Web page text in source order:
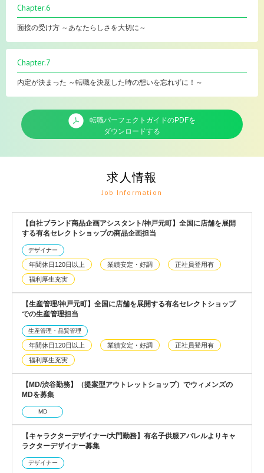
Chapter.6
面接の受け方 ～あなたらしさを大切に～
Chapter.7
内定が決まった ～転職を決意した時の想いを忘れずに！～
転職パーフェクトガイドのPDFを
ダウンロードする
求人情報
Job Information
【自社ブランド商品企画アシスタント/神戸元町】全国に店舗を展開
する有名セレクトショップの商品企画担当
デザイナー
年間休日120日以上 業績安定・好調 正社員登用有
福利厚生充実
【生産管理/神戸元町】全国に店舗を展開する有名セレクトショップ
での生産管理担当
生産管理・品質管理
年間休日120日以上 業績安定・好調 正社員登用有
福利厚生充実
【MD/渋谷勤務】（提案型アウトレットショップ）でウィメンズの
MDを募集
MD
【キャラクターデザイナー/大門勤務】有名子供服アパレルよりキャ
ラクターデザイナー募集
デザイナー